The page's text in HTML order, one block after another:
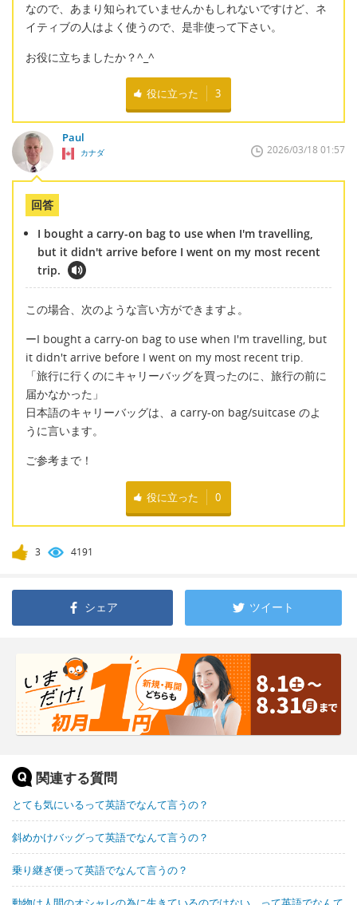
なので、あまり知られていませんかもしれないですけど、ネ
イティブの人はよく使うので、是非使って下さい。
お役に立ちましたか？^_^
役に立った 3
Paul
カナダ 2026/03/18 01:57
回答
I bought a carry-on bag to use when I'm travelling,
but it didn't arrive before I went on my most recent
trip.
この場合、次のような言い方ができますよ。
ーI bought a carry-on bag to use when I'm travelling, but
it didn't arrive before I went on my most recent trip.
「旅行に行くのにキャリーバッグを買ったのに、旅行の前に
届かなかった」
日本語のキャリーバッグは、a carry-on bag/suitcase のよ
うに言います。
ご参考まで！
役に立った 0
3 4191
シェア ツイート
関連する質問
とても気にいるって英語でなんて言うの？
斜めかけバッグって英語でなんて言うの？
乗り継ぎ便って英語でなんて言うの？